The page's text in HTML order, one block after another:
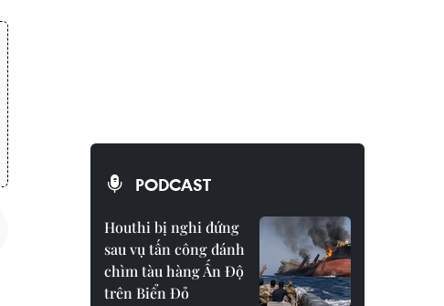
PODCAST
Houthi bị nghi đứng
sau vụ tấn công đánh
chìm tàu hàng Ấn Độ
trên Biển Đỏ